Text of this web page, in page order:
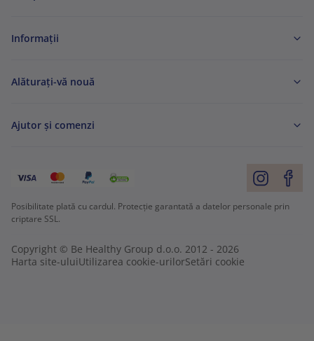
Informaţii
Alăturați-vă nouă
Ajutor și comenzi
Posibilitate plată cu cardul. Protecție garantată a datelor personale prin
criptare SSL.
Copyright © Be Healthy Group d.o.o. 2012 - 2026
Harta site-uluiUtilizarea cookie-urilorSetări cookie